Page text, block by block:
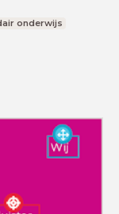
onderwijs